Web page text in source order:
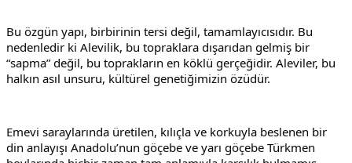
Bu özgün yapı, birbirinin tersi değil, tamamlayıcısıdır. Bu
nedenledir ki Alevilik, bu topraklara dışarıdan gelmiş bir
“sapma” değil, bu toprakların en köklü gerçeğidir. Aleviler, bu
halkın asıl unsuru, kültürel genetiğimizin özüdür.
Emevi saraylarında üretilen, kılıçla ve korkuyla beslenen bir
din anlayışı Anadolu’nun göçebe ve yarı göçebe Türkmen